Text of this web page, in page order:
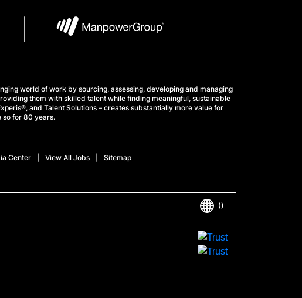
world of work by sourcing, assessing, developing and managing
them with skilled talent while finding meaningful, sustainable
and Talent Solutions – creates substantially more value for
so for 80 years.
Center View All Jobs Sitemap
()